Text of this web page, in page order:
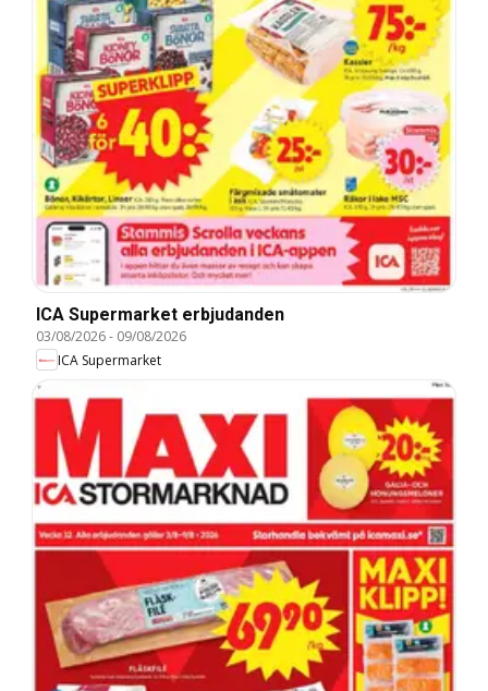
ICA Supermarket erbjudanden
03/08/2026- 09/08/2026
ICA Supermarket